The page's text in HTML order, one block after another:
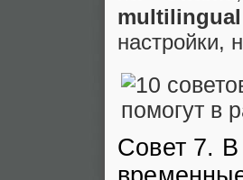
настройки,
Совет 7.